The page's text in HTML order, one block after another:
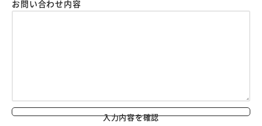
お問い合わせ内容
入力内容を確認